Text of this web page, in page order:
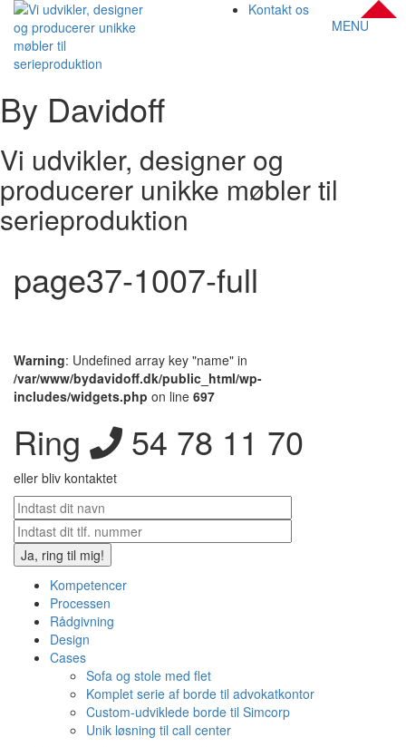
MENU
Kontakt os
By Davidoff
Vi udvikler, designer og
producerer unikke møbler til
serieproduktion
page37-1007-full
Warning: Undefined array key "name" in
/var/www/bydavidoff.dk/public_html/wp-
includes/widgets.php on line 697
Ring 54 78 11 70
eller bliv kontaktet
Kompetencer
Processen
Rådgivning
Design
Cases
Sofa og stole med flet
Komplet serie af borde til advokatkontor
Custom-udviklede borde til Simcorp
Unik løsning til call center